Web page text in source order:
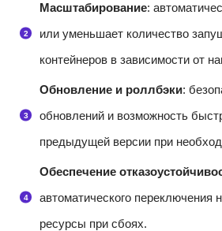
Масштабирование:
или уменьшает количество
контейнеров в зависимости от
Обновление и роллбэки:
обновлений и возможность
предыдущей версии при
Обеспечение
автоматического переключения
ресурсы при сбоях.